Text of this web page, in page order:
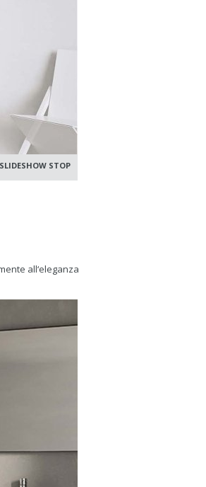
SLIDESHOW STOP
all‘eleganza